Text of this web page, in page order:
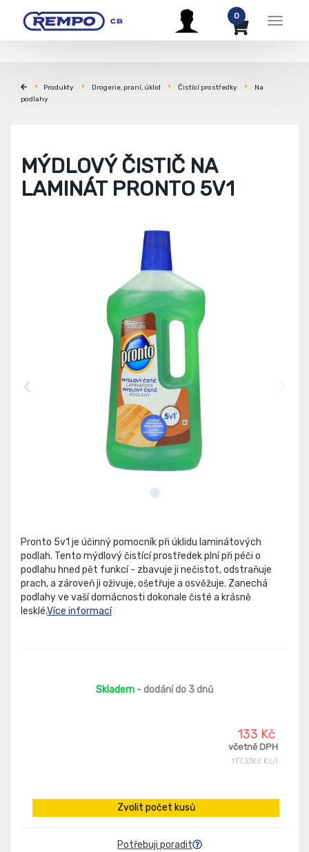
Menu
0
Produkty Drogerie, praní, úklid Čistící prostředky
Na
podlahy
MÝDLOVÝ ČISTIČ NA
LAMINÁT PRONTO 5V1
Pronto 5v1 je účinný pomocník při úklidu laminátových
podlah. Tento mýdlový čistící prostředek plní při péči o
podlahu hned pět funkcí - zbavuje ji nečistot, odstraňuje
prach, a zároveň ji oživuje, ošetřuje a osvěžuje. Zanechá
podlahy ve vaší domácnosti dokonale čisté a krásně
lesklé.Více informací
Skladem - dodání do 3 dnů
133 Kč
včetně DPH
177,33Kč Kč/l
Zvolit počet kusů
Potřebuji poradit